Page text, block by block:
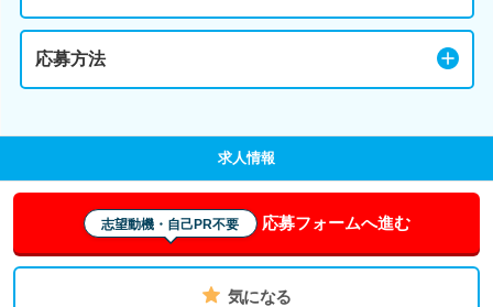
応募方法
求人情報
志望動機・自己PR不要 応募フォームへ進む
気になる